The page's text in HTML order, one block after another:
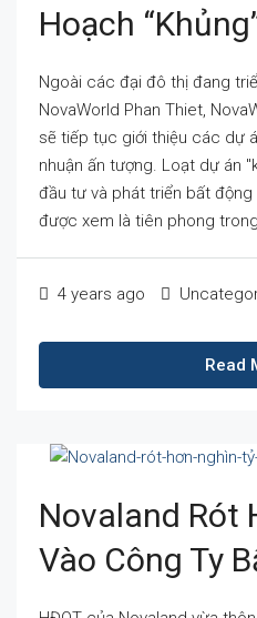
Hoạch
Ngoài các đại đô thị đang
NovaWorld Phan Thiet,
sẽ tiếp tục giới thiệu các dự
nhuận ấn tượng. Loạt dự án
đầu tư và phát triển bất động
được xem là tiên phong trong
4 years ago
Read
Novaland Rót
Vào Công Ty